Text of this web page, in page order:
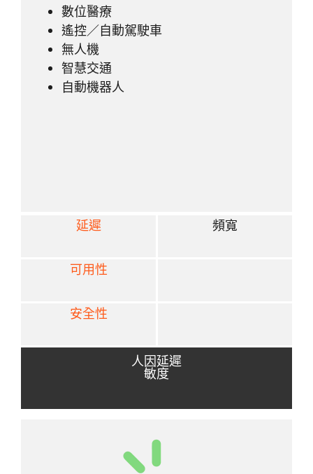
數位醫療
遙控／自動駕駛車
無人機
智慧交通
自動機器人
延遲 頻寬
可用性
安全性
人因延遲
敏度